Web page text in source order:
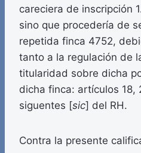
careciera de inscripción
sino que procedería de
repetida finca 4752,
tanto a la regulación de
titularidad sobre dicha
dicha finca: artículos
siguentes [sic] del RH.
Contra la presente